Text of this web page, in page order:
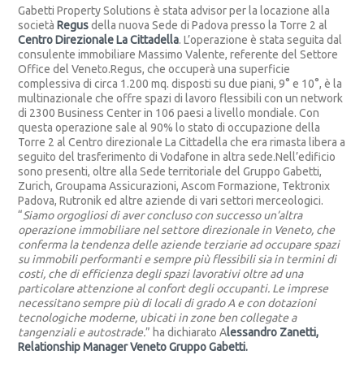
Gabetti Property Solutions è stata advisor per la locazione alla
societàRegusdella nuova Sede di Padova presso la Torre 2 al
Centro Direzionale La Cittadella. L’operazione è stata seguita dal
consulente immobiliare Massimo Valente, referente del Settore
Office del Veneto.Regus, che occuperà una superficie
complessiva di circa 1.200 mq. disposti su due piani, 9° e 10°, è la
multinazionale che offre spazi di lavoro flessibili con un network
di 2300 Business Center in 106 paesi a livello mondiale. Con
questa operazione sale al 90% lo stato di occupazione della
Torre 2 al Centro direzionale La Cittadella che era rimasta libera a
seguito del trasferimento di Vodafone in altra sede.Nell’edificio
sono presenti, oltre alla Sede territoriale del Gruppo Gabetti,
Zurich, Groupama Assicurazioni, Ascom Formazione, Tektronix
Padova, Rutronik ed altre aziende di vari settori merceologici.
“Siamo orgogliosi di aver concluso con successo un’altra
operazione immobiliare nel settore direzionale in Veneto, che
conferma la tendenza delle aziende terziarie ad occupare spazi
su immobili performanti e sempre più flessibili sia in termini di
costi, che di efficienza degli spazi lavorativi oltre ad una
particolare attenzione al confort degli occupanti. Le imprese
necessitano sempre più di locali di grado A e con dotazioni
tecnologiche moderne, ubicati in zone ben collegate a
tangenziali e autostrade.” ha dichiarato Alessandro Zanetti,
Relationship Manager Veneto Gruppo Gabetti.